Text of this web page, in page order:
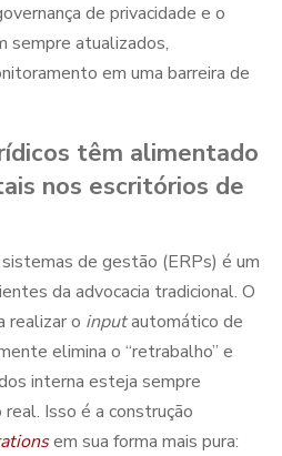
de privacidade e o
sempre atualizados,
em uma barreira de
têm alimentado
nos escritórios de
de gestão (ERPs) é um
da advocacia tradicional. O
realizar o inputautomático de
elimina o “retrabalho” e
interna esteja sempre
Isso é a construção
em sua forma mais pura: